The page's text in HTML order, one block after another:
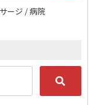
ージ / 病院